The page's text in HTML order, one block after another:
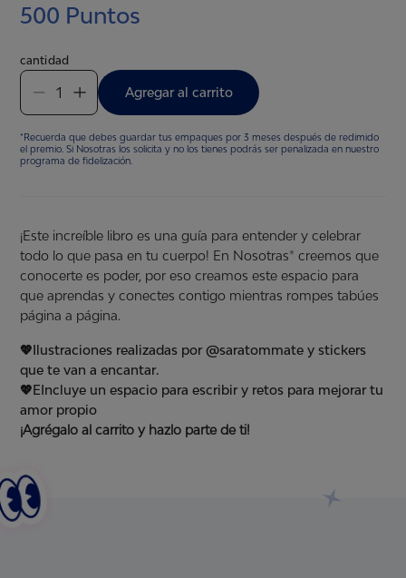
500 Puntos
cantidad
1 Agregar al carrito
*Recuerda que debes guardar tus empaques por 3 meses después de redimido
el premio. Si Nosotras los solicita y no los tienes podrás ser penalizada en nuestro
programa de fidelización.
¡Este increíble libro es una guía para entender y celebrar
todo lo que pasa en tu cuerpo! En Nosotras® creemos que
conocerte es poder, por eso creamos este espacio para
que aprendas y conectes contigo mientras rompes tabúes
página a página.
💖Ilustraciones realizadas por @saratommate y stickers
que te van a encantar.
💖EIncluye un espacio para escribir y retos para mejorar tu
amor propio
¡Agrégalo al carrito y hazlo parte de ti!